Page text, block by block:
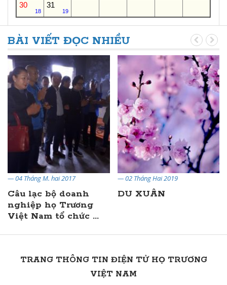
30
18
31
19
BÀI VIẾT ĐỌC NHIỀU
— 04 Tháng M. hai 2017
Câu lạc bộ doanh
nghiệp họ Trương
Việt Nam tổ chức ...
— 02 Tháng Hai 2019
DU XUÂN
TRANG THÔNG TIN ĐIỆN TỬ HỌ TRƯƠNG
VIỆT NAM